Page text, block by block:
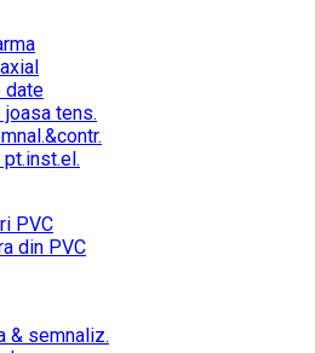
date
joasa tens.
pt.inst.el.
PVC
din PVC
& semnaliz.